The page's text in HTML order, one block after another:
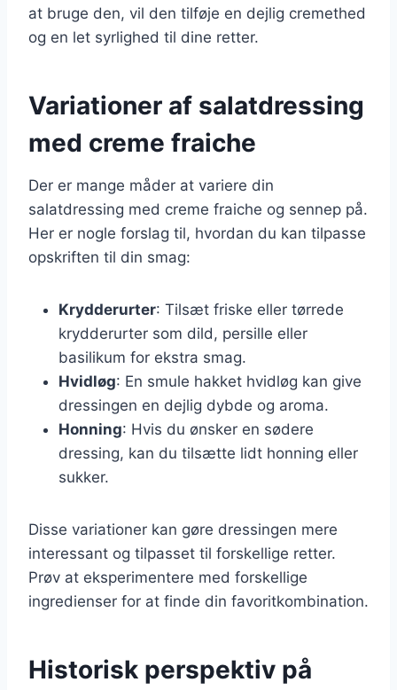
at bruge den, vil den tilføje en dejlig cremethed
og en let syrlighed til dine retter.
Variationer af salatdressing
med creme fraiche
Der er mange måder at variere din
salatdressing med creme fraiche og sennep på.
Her er nogle forslag til, hvordan du kan tilpasse
opskriften til din smag:
Krydderurter: Tilsæt friske eller tørrede
krydderurter som dild, persille eller
basilikum for ekstra smag.
Hvidløg: En smule hakket hvidløg kan give
dressingen en dejlig dybde og aroma.
Honning: Hvis du ønsker en sødere
dressing, kan du tilsætte lidt honning eller
sukker.
Disse variationer kan gøre dressingen mere
interessant og tilpasset til forskellige retter.
Prøv at eksperimentere med forskellige
ingredienser for at finde din favoritkombination.
Historisk perspektiv på